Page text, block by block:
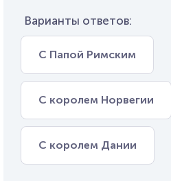
Варианты ответов:
С Папой Римским
С королем Норвегии
С королем Дании